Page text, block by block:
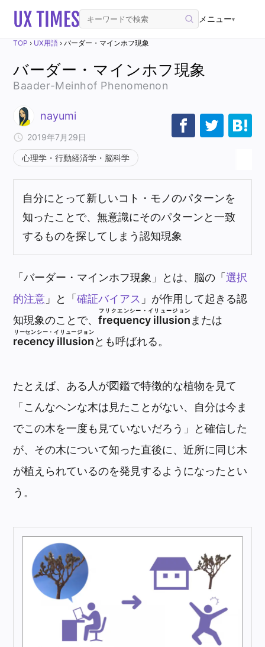
メニュー▾
TOP › UX用語 ›バーダー・マインホフ現象
バーダー・マインホフ現象
Baader-Meinhof Phenomenon
nayumi
2019年7月29日
心理学・行動経済学・脳科学
自分にとって新しいコト・モノのパターンを
知ったことで、無意識にそのパターンと一致
するものを探してしまう認知現象
「バーダー・マインホフ現象」とは、脳の「選択
的注意 」と「確証バイアス 」が作用して起きる認
知現象のことで、frequency illusion
フリクエンシー・イリュージョン
または
recency illusion
リーセンシー・イリュージョン
とも呼ばれる。
たとえば、ある人が図鑑で特徴的な植物を見て
「こんなヘンな木は見たことがない、自分は今ま
でこの木を一度も見ていないだろう」と確信した
が、その木について知った直後に、近所に同じ木
が植えられているのを発見するようになったとい
う。